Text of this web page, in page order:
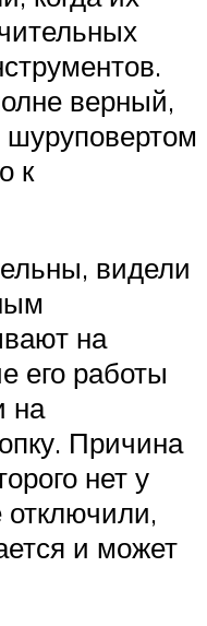
верный,
шуруповертом
к
видели
на
его работы
на
Причина
нет у
отключили,
и может